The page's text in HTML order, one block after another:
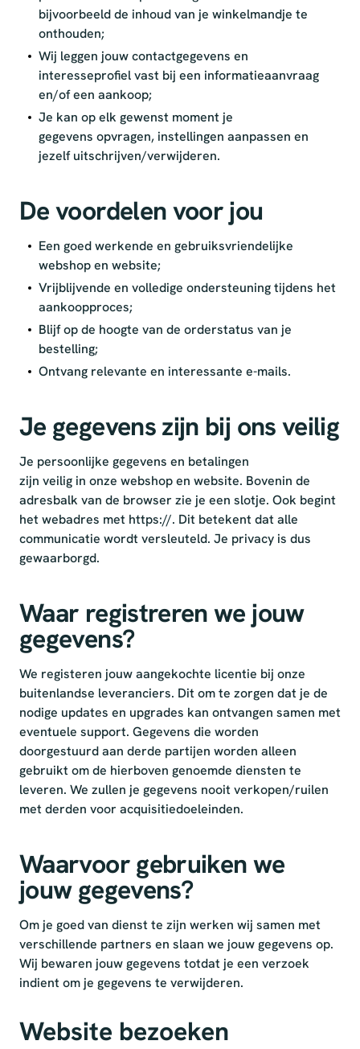
bijvoorbeeld de inhoud van je winkelmandje te
onthouden;
Wij leggen jouw contactgegevens en
interesseprofiel vast bij een informatieaanvraag
en/of een aankoop;
Je kan op elk gewenst moment je
gegevens opvragen, instellingen aanpassen en
jezelf uitschrijven/verwijderen.
De voordelen voor jou
Een goed werkende en gebruiksvriendelijke
webshop en website;
Vrijblijvende en volledige ondersteuning tijdens het
aankoopproces;
Blijf op de hoogte van de orderstatus van je
bestelling;
Ontvang relevante en interessante e-mails.
Je gegevens zijn bij ons veilig
Je persoonlijke gegevens en betalingen
zijn veilig in onze webshop en website. Bovenin de
adresbalk van de browser zie je een slotje. Ook begint
het webadres met https://. Dit betekent dat alle
communicatie wordt versleuteld. Je privacy is dus
gewaarborgd.
Waar registreren we jouw
gegevens?
We registeren jouw aangekochte licentie bij onze
buitenlandse leveranciers. Dit om te zorgen dat je de
nodige updates en upgrades kan ontvangen samen met
eventuele support. Gegevens die worden
doorgestuurd aan derde partijen worden alleen
gebruikt om de hierboven genoemde diensten te
leveren. We zullen je gegevens nooit verkopen/ruilen
met derden voor acquisitiedoeleinden.
Waarvoor gebruiken we
jouw gegevens?
Om je goed van dienst te zijn werken wij samen met
verschillende partners en slaan we jouw gegevens op.
Wij bewaren jouw gegevens totdat je een verzoek
indient om je gegevens te verwijderen.
Website bezoeken